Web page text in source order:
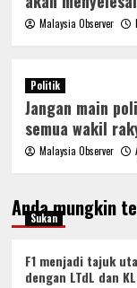
Malaysia Observer
Politik
Jangan main
semua wakil
Malaysia Observer
Anda mungkin
Sukan
F1 menjadi tajuk
dengan LTdL dan